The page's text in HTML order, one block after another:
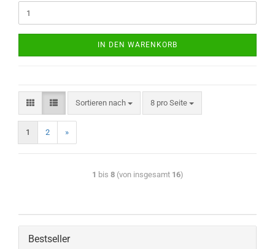
IN DEN WARENKORB
Sortieren nach 8 pro Seite
1 2 »
1 bis 8(von insgesamt 16)
Bestseller